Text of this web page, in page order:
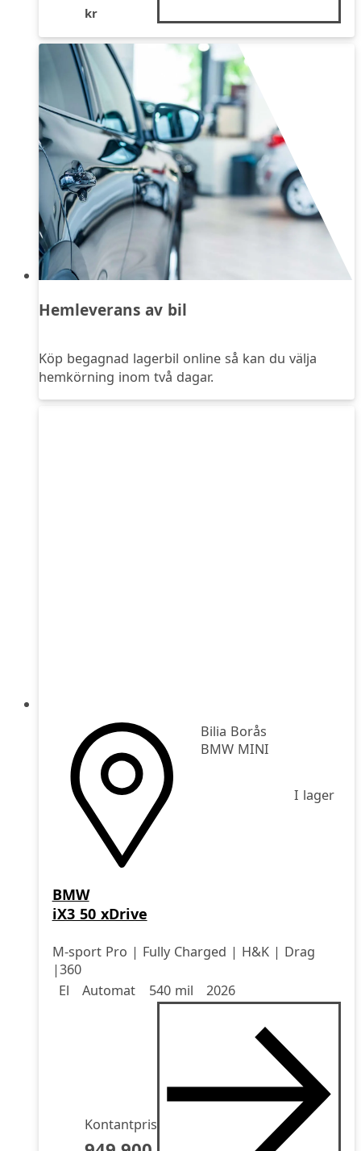
kr
Hemleverans av bil
Köp begagnad lagerbil online så kan du välja
hemkörning inom två dagar.
Bilia Borås
BMW MINI
I lager
BMW
iX3 50 xDrive
M-sport Pro | Fully Charged | H&K | Drag
|360
Drivmedel
El
Drivmedel
Automat
Miltal 540 mil
årsmodell 2026
Kontantpris